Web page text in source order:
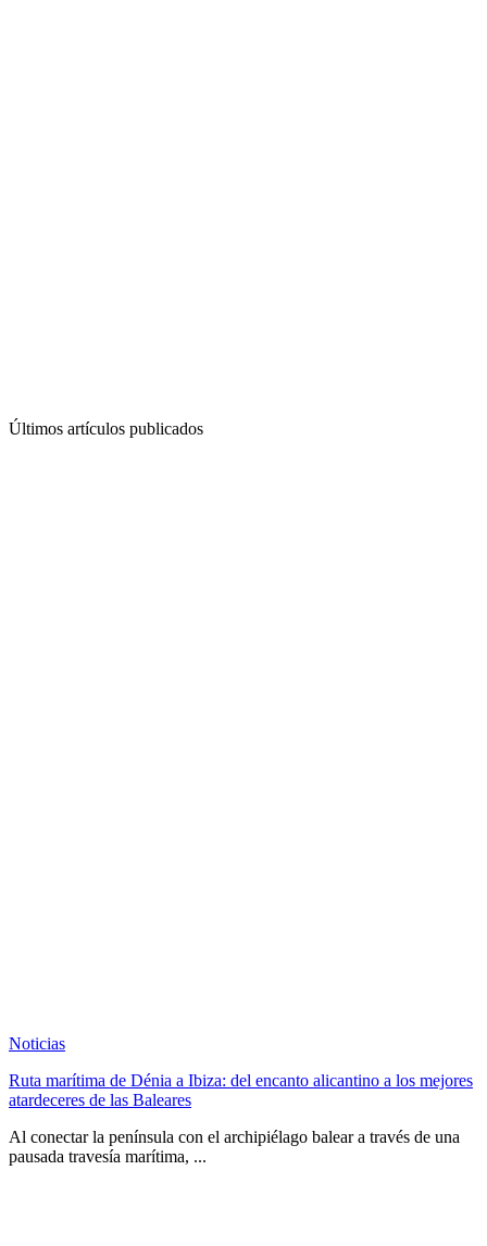
Últimos artículos publicados
Noticias
Ruta marítima de Dénia a Ibiza: del encanto alicantino a los mejores
atardeceres de las Baleares
Al conectar la península con el archipiélago balear a través de una
pausada travesía marítima, ...